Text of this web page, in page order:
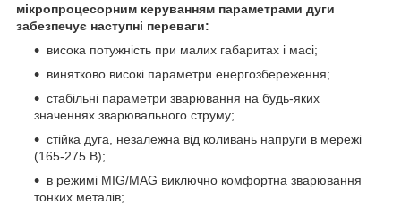
мікропроцесорним керуванням параметрами дуги
забезпечує наступні переваги:
висока потужність при малих габаритах і масі;
винятково високі параметри енергозбереження;
стабільні параметри зварювання на будь-яких
значеннях зварювального струму;
стійка дуга, незалежна від коливань напруги в мережі
(165-275 В);
в режимі MIG/MAG виключно комфортна зварювання
тонких металів;